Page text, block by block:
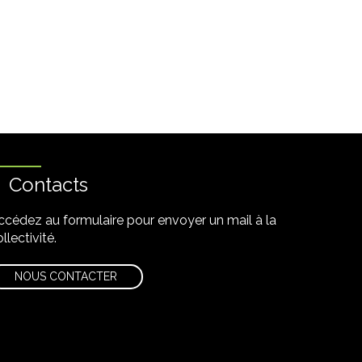
Contacts
au formulaire pour envoyer un mail à la
NOUS CONTACTER